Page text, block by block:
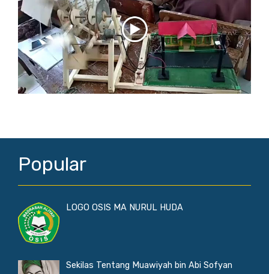
Popular
LOGO OSIS MA NURUL HUDA
Sekilas Tentang Muawiyah bin Abi Sofyan